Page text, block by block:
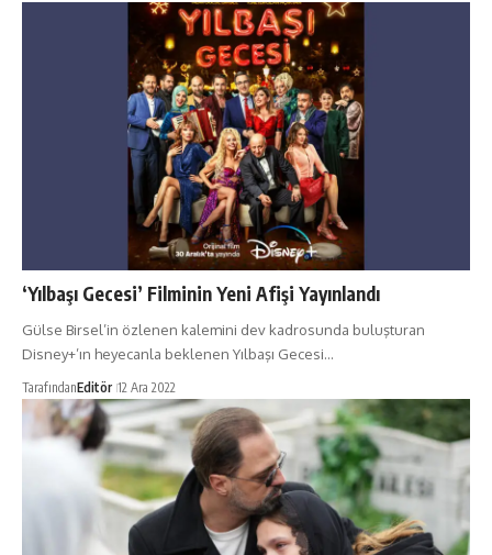
‘Yılbaşı Gecesi’ Filminin Yeni Afişi Yayınlandı
Gülse Birsel’in özlenen kalemini dev kadrosunda buluşturan
Disney+’ın heyecanla beklenen Yılbaşı Gecesi…
TarafındanEditör 12 Ara 2022